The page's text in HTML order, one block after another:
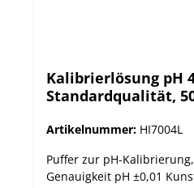
Kalibrierlösung pH
Standardqualität,
Artikelnummer: HI7004L
Puffer zur pH-
Genauigkeit pH ±0,01